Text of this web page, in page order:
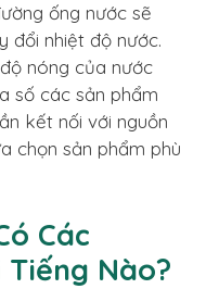
ống nước sẽ
đổi nhiệt độ nước.
nóng của nước
số các sản phẩm
kết nối với nguồn
chọn sản phẩm phù
Các
Nào?